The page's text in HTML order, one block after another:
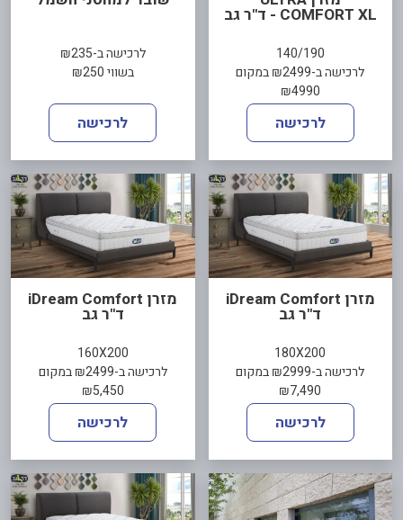
COMFORT XL - ד"ר גב
140/190
לרכישה ב-₪2499 במקום
₪4990
לרכישה
לרכישה ב-₪235
בשווי ₪250
לרכישה
מזרן iDream Comfort
ד"ר גב
180X200
לרכישה ב-₪2999 במקום
₪7,490
לרכישה
מזרן iDream Comfort
ד"ר גב
160X200
לרכישה ב-₪2499 במקום
₪5,450
לרכישה